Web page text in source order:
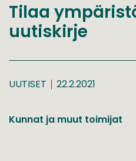
Tilaa
uutiskirje
UUTISET 22.2.2021
Kunnat ja muut toimijat